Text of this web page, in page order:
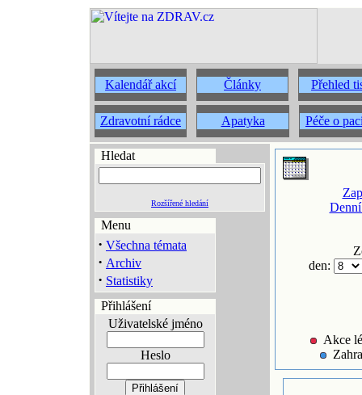
Kalendář akcí Články Přehled
Zdravotní rádce Apatyka Péče o
Hledat
Rozšířené hledání
Menu
· Všechna témata
· Archiv
· Statistiky
Přihlášení
Uživatelské jméno
Heslo
den:
Akce